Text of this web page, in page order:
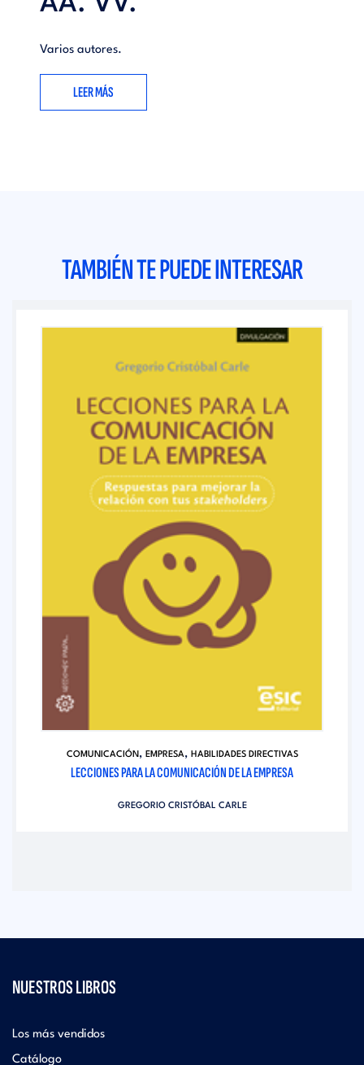
Varios autores.
LEER MÁS
TAMBIÉN TE PUEDE INTERESAR
COMUNICACIÓN, EMPRESA, HABILIDADES DIRECTIVAS
LECCIONES PARA LA COMUNICACIÓN DE LA EMPRESA
GREGORIO CRISTÓBAL CARLE
NUESTROS LIBROS
Los más vendidos
Catálogo